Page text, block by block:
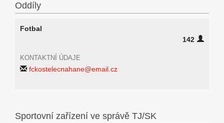
Oddíly
Fotbal
142
KONTAKTNÍ ÚDAJE
fckostelecnahane@email.cz
Sportovní zařízení ve správě TJ/SK